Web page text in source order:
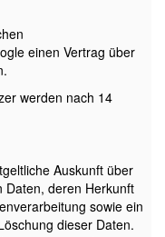
einen Vertrag über
werden nach 14
Auskunft über
Daten, deren Herkunft
sowie ein
dieser Daten.